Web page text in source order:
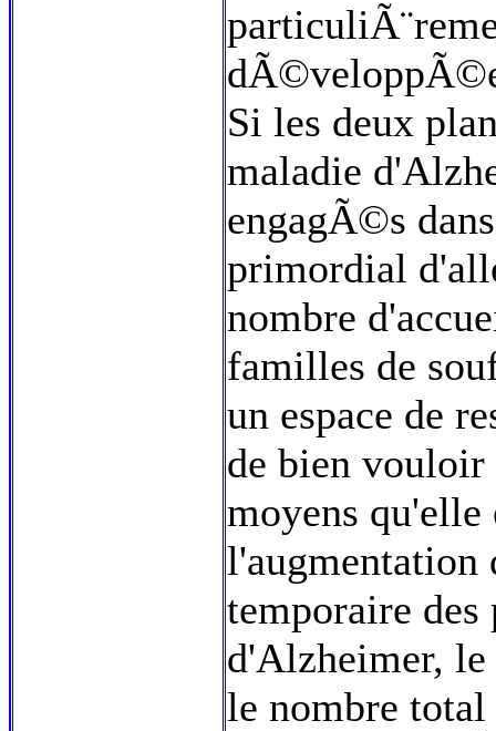
Si les deux
maladie
engagÃ©s
primordial
nombre
familles de
un espace de
de bien
moyens
temporaire des
d'Alzheimer, le
le nombre